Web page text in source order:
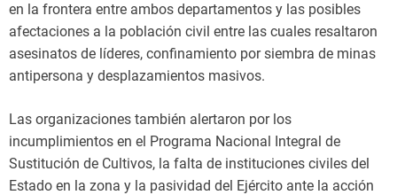
en la frontera entre ambos departamentos y las posibles
afectaciones a la población civil entre las cuales resaltaron
asesinatos de líderes, confinamiento por siembra de minas
antipersona y desplazamientos masivos.
Las organizaciones también alertaron por los
incumplimientos en el Programa Nacional Integral de
Sustitución de Cultivos, la falta de instituciones civiles del
Estado en la zona y la pasividad del Ejército ante la acción